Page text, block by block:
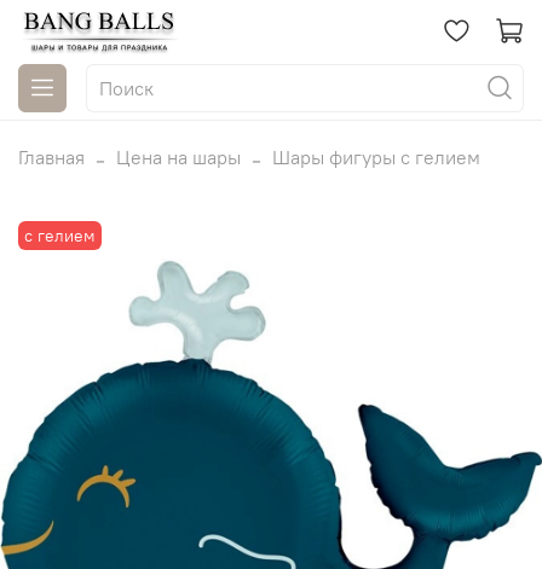
Главная Цена на шары Шары фигуры с гелием
с гелием